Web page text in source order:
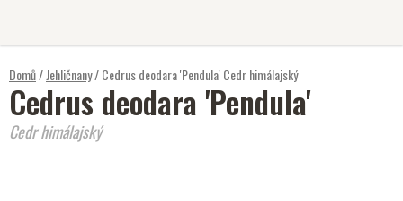
Domů/Jehličnany/Cedrus deodara 'Pendula'Cedr himálajský
Cedrus deodara 'Pendula'
Cedr himálajský